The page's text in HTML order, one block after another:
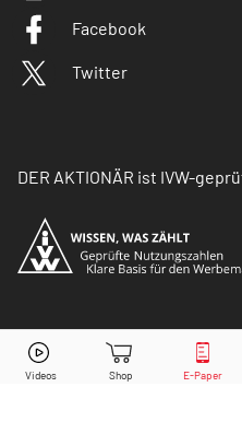
Volkswagen Vz. Aktie jetzt
Facebook
Twitter
DER AKTIONÄR ist IVW-
© Copyright 2026